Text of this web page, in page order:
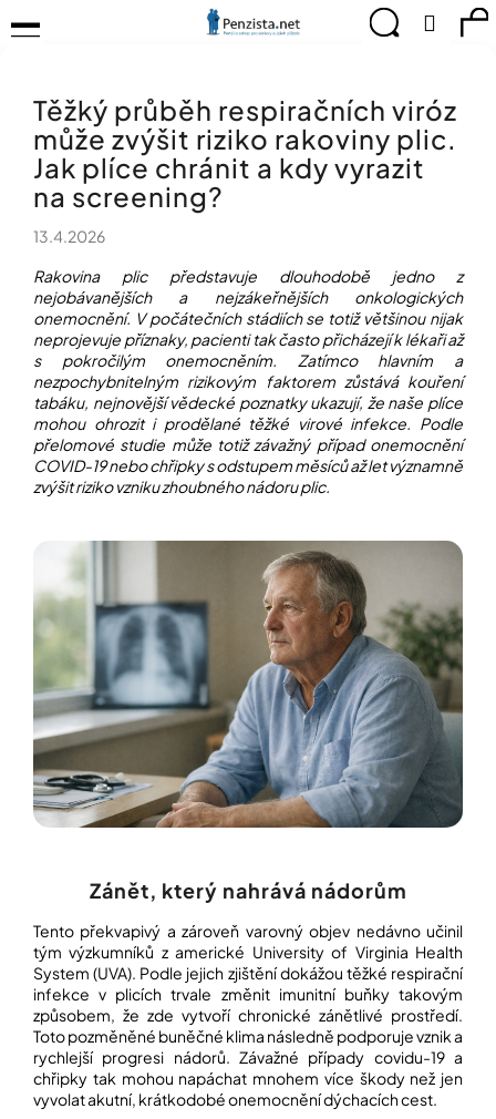
na
TIPY
PRO
PEVNÉ
ZDRAVÍ
CVIČÍME
PRO
RADOST
OBJEVUJTE
TVOŘTE
NÁMI
CHYTRÝ
PRŮVODCE
MODERNÍM
SVĚTEM
ZAŽIJTE,
SE
PRÁVĚ
DĚJE
VAŠE
SLOVA,
NAŠE
INSPIRACE
ZÁBAVA,
KTERÁ
POSÍLÍ
PAMĚŤ
REPASOVANÉ
POMŮCKY
Přihlášení
Hledat
Menu
Těžký průběh respiračních viróz
může zvýšit riziko rakoviny plic.
Jak plíce chránit a kdy vyrazit
na screening?
13.4.2026
Rakovina plic představuje dlouhodobě jedno z
nejobávanějších a nejzákeřnějších onkologických
onemocnění. V počátečních stádiích se totiž většinou nijak
neprojevuje příznaky, pacienti tak často přicházejí k lékaři až
s pokročilým onemocněním. Zatímco hlavním a
nezpochybnitelným rizikovým faktorem zůstává kouření
tabáku, nejnovější vědecké poznatky ukazují, že naše plíce
mohou ohrozit i prodělané těžké virové infekce. Podle
přelomové studie může totiž závažný případ onemocnění
COVID-19 nebo chřipky s odstupem měsíců až let významně
zvýšit riziko vzniku zhoubného nádoru plic.
Zánět, který nahrává nádorům
Tento překvapivý a zároveň varovný objev nedávno učinil
tým výzkumníků z americké University of Virginia Health
System (UVA). Podle jejich zjištění dokážou těžké respirační
infekce v plicích trvale změnit imunitní buňky takovým
způsobem, že zde vytvoří chronické zánětlivé prostředí.
Toto pozměněné buněčné klima následně podporuje vznik a
rychlejší progresi nádorů. Závažné případy covidu-19 a
chřipky tak mohou napáchat mnohem více škody než jen
vyvolat akutní, krátkodobé onemocnění dýchacích cest.
o
C
o
o
b
u
e
e
n
a
HLEDAT
D
o
p
o
e
m
e